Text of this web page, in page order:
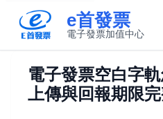
e首發票
電子發票加值中心
電子發票空白字
上傳與回報期限